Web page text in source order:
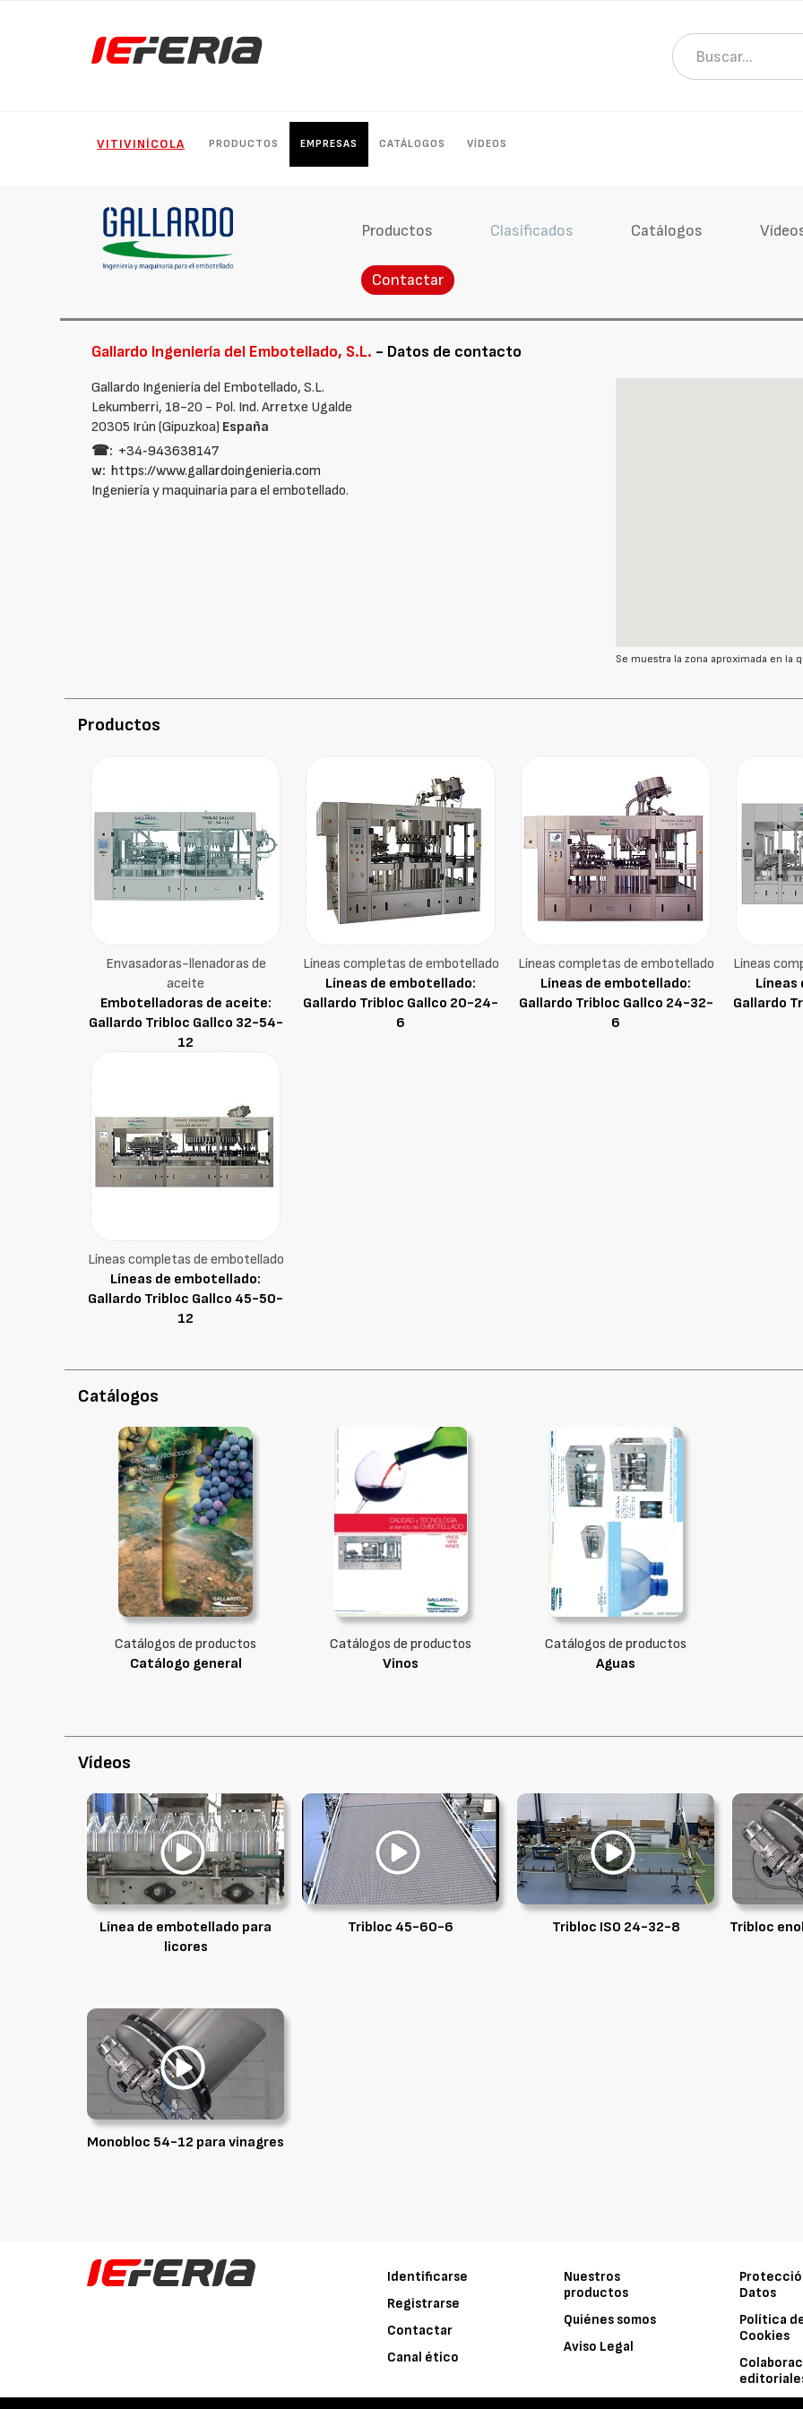
VITIVINÍCOLA PRODUCTOS EMPRESAS CATÁLOGOS VÍDEOS
Productos Clasificados Catálogos
Contactar
Gallardo Ingeniería del Embotellado, S.L. - Datos de contacto
Gallardo Ingeniería del Embotellado, S.L.
Lekumberri, 18-20 - Pol. Ind. Arretxe Ugalde
20305 Irún (Gipuzkoa) España
☎: +34‑943638147
w:https://www.gallardoingenieria.com
Ingeniería y maquinaria para el embotellado.
Se muestra la zona aproximada en la
Productos
Envasadoras-llenadoras de
aceite
Embotelladoras de aceite:
Gallardo Tribloc Gallco 32-54-
12
Líneas completas de embotellado
Líneas de embotellado:
Gallardo Tribloc Gallco 20-24-
6
Líneas completas de embotellado
Líneas de embotellado:
Gallardo Tribloc Gallco 24-32-
6
Líneas
Líneas
Gallardo
Líneas completas de embotellado
Líneas de embotellado:
Gallardo Tribloc Gallco 45-50-
12
Catálogos
Catálogos de productos
Catálogo general
Catálogos de productos
Vinos
Catálogos de productos
Aguas
Vídeos
Línea de embotellado para
licores
Tribloc 45-60-6 Tribloc ISO 24-32-8
Tribloc
Monobloc 54-12 para vinagres
Identificarse
Registrarse
Contactar
Canal ético
Nuestros
productos
Quiénes somos
Aviso Legal
Datos
Política
Cookies